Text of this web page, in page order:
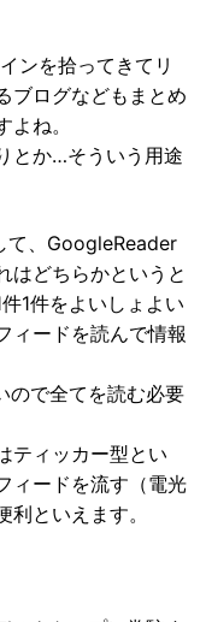
ンを拾ってきてリ
ブログなどもまとめ
ね。
とか…そういう用途
て、GoogleReader
はどちらかというと
1件をよいしょよい
ィードを読んで情報
ので全てを読む必要
ティッカー型とい
ィードを流す（電光
といえます。